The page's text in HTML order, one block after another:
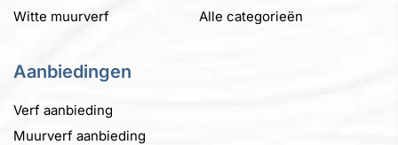
Witte muurverf
Alle categorieën
Aanbiedingen
Verf aanbieding
Muurverf aanbieding